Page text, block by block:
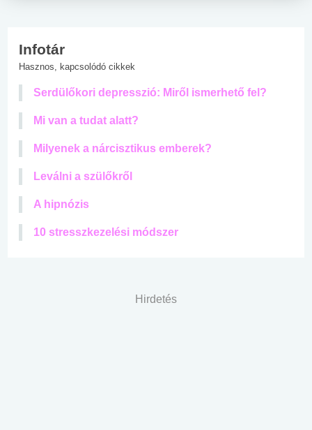
Infotár
Hasznos, kapcsolódó cikkek
Serdülőkori depresszió: Miről ismerhető fel?
Mi van a tudat alatt?
Milyenek a nárcisztikus emberek?
Leválni a szülőkről
A hipnózis
10 stresszkezelési módszer
Hirdetés